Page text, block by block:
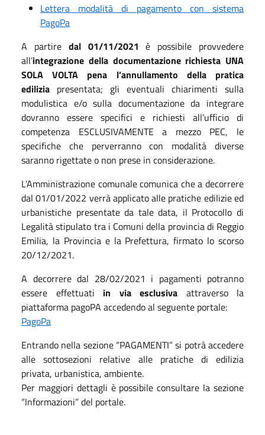
Lettera modalità di pagamento con sistema
PagoPa
A partire dal 01/11/2021è possibile provvedere
all’integrazione della documentazione richiesta UNA
SOLA VOLTA pena l’annullamento della pratica
edilizia presentata; gli eventuali chiarimenti sulla
modulistica e/o sulla documentazione da integrare
dovranno essere specifici e richiesti all’ufficio di
competenza ESCLUSIVAMENTE a mezzo PEC, le
specifiche che perverranno con modalità diverse
saranno rigettate o non prese in considerazione.
L’Amministrazione comunale comunica che a decorrere
dal 01/01/2022 verrà applicato alle pratiche edilizie ed
urbanistiche presentate da tale data, il Protocollo di
Legalità stipulato tra i Comuni della provincia di Reggio
Emilia, la Provincia e la Prefettura, firmato lo scorso
20/12/2021.
A decorrere dal 28/02/2021 i pagamenti potranno
essere effettuati in via esclusiva attraverso la
piattaforma pagoPA accedendo al seguente portale:
PagoPa
Entrando nella sezione “PAGAMENTI” si potrà accedere
alle sottosezioni relative alle pratiche di edilizia
privata, urbanistica, ambiente.
Per maggiori dettagli è possibile consultare la sezione
“Informazioni” del portale.